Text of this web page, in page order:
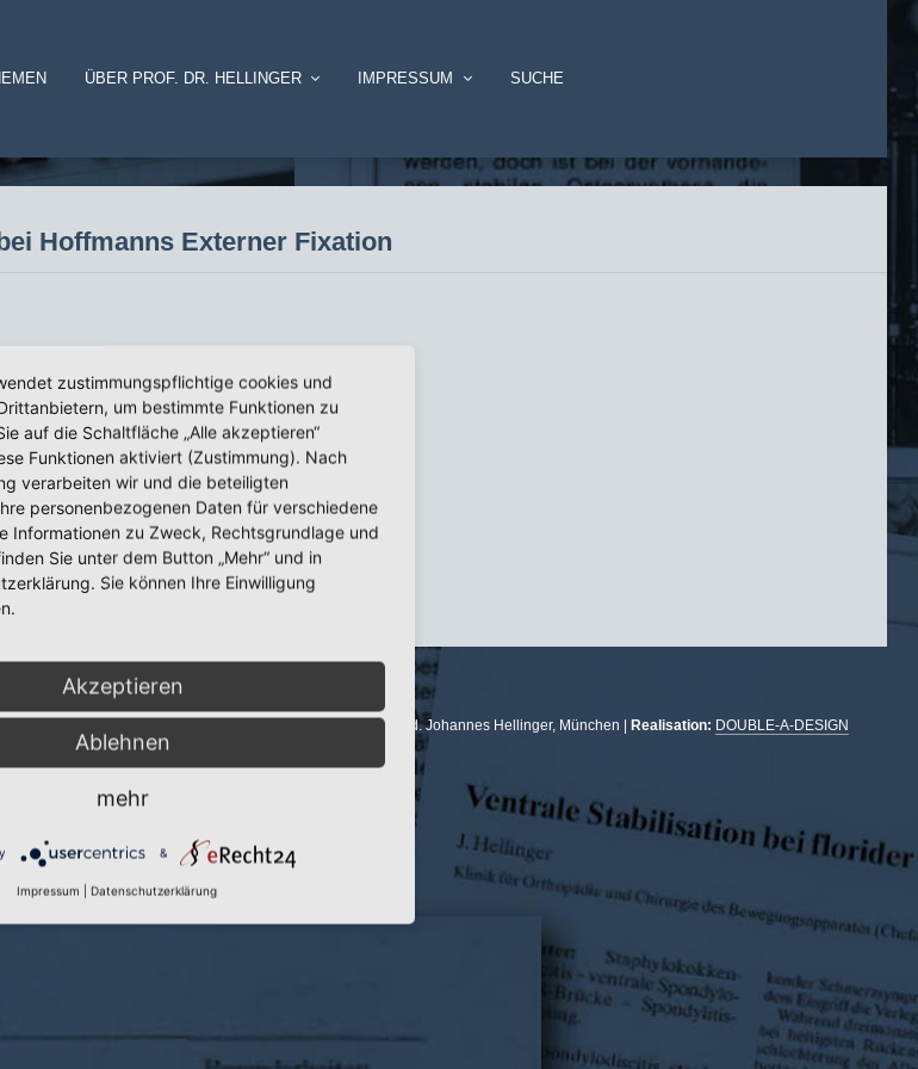
ÜBER PROF. DR. HELLINGER IMPRESSUM SUCHE
Hoffmanns Externer Fixation
Prof. Dr. med. Johannes Hellinger, München | Realisation: DOUBLE-A-DESIGN
zustimmungspflichtige cookies und
um bestimmte Funktionen zu
auf die Schaltfläche „Alle akzeptieren“
Funktionen aktiviert (Zustimmung). Nach
verarbeiten wir und die beteiligten
personenbezogenen Daten für verschiedene
Informationen zu Zweck, Rechtsgrundlage und
Sie unter dem Button „Mehr“ und in
Sie können Ihre Einwilligung
Akzeptieren
Ablehnen
mehr
&
Impressum Datenschutzerklärung